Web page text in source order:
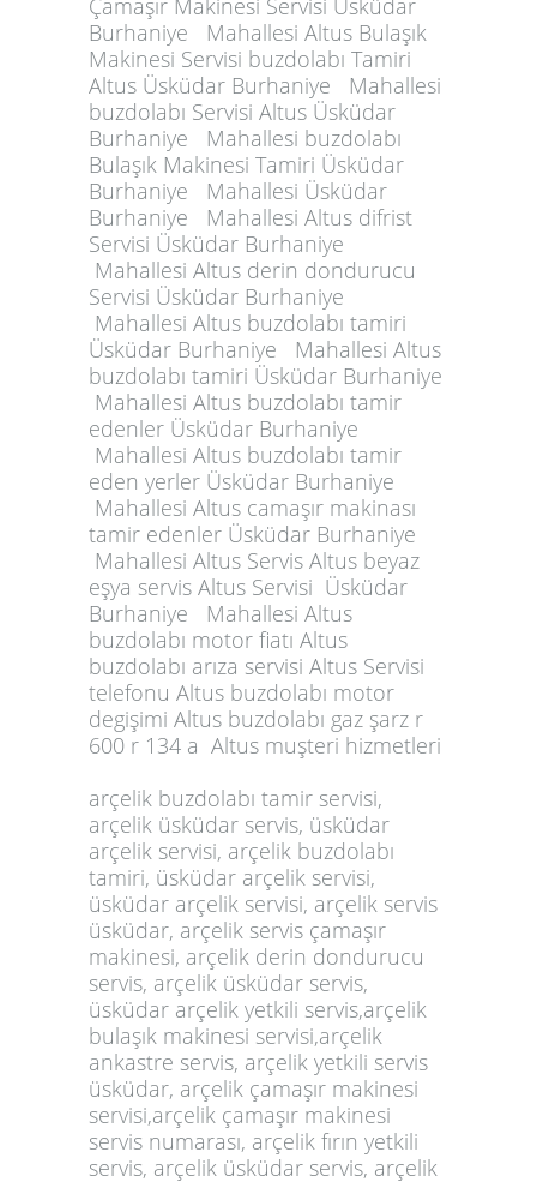
arçelik buzdolabı tamir servisi,
arçelik üsküdar servis, üsküdar
arçelik servisi, arçelik buzdolabı
tamiri, üsküdar arçelik servisi,
üsküdar arçelik servisi, arçelik servis
üsküdar, arçelik servis çamaşır
makinesi, arçelik derin dondurucu
servis, arçelik üsküdar servis,
üsküdar arçelik yetkili servis,arçelik
bulaşık makinesi servisi,arçelik
ankastre servis, arçelik yetkili servis
üsküdar, arçelik çamaşır makinesi
servisi,arçelik çamaşır makinesi
servis numarası, arçelik fırın yetkili
servis, arçelik üsküdar servis, arçelik